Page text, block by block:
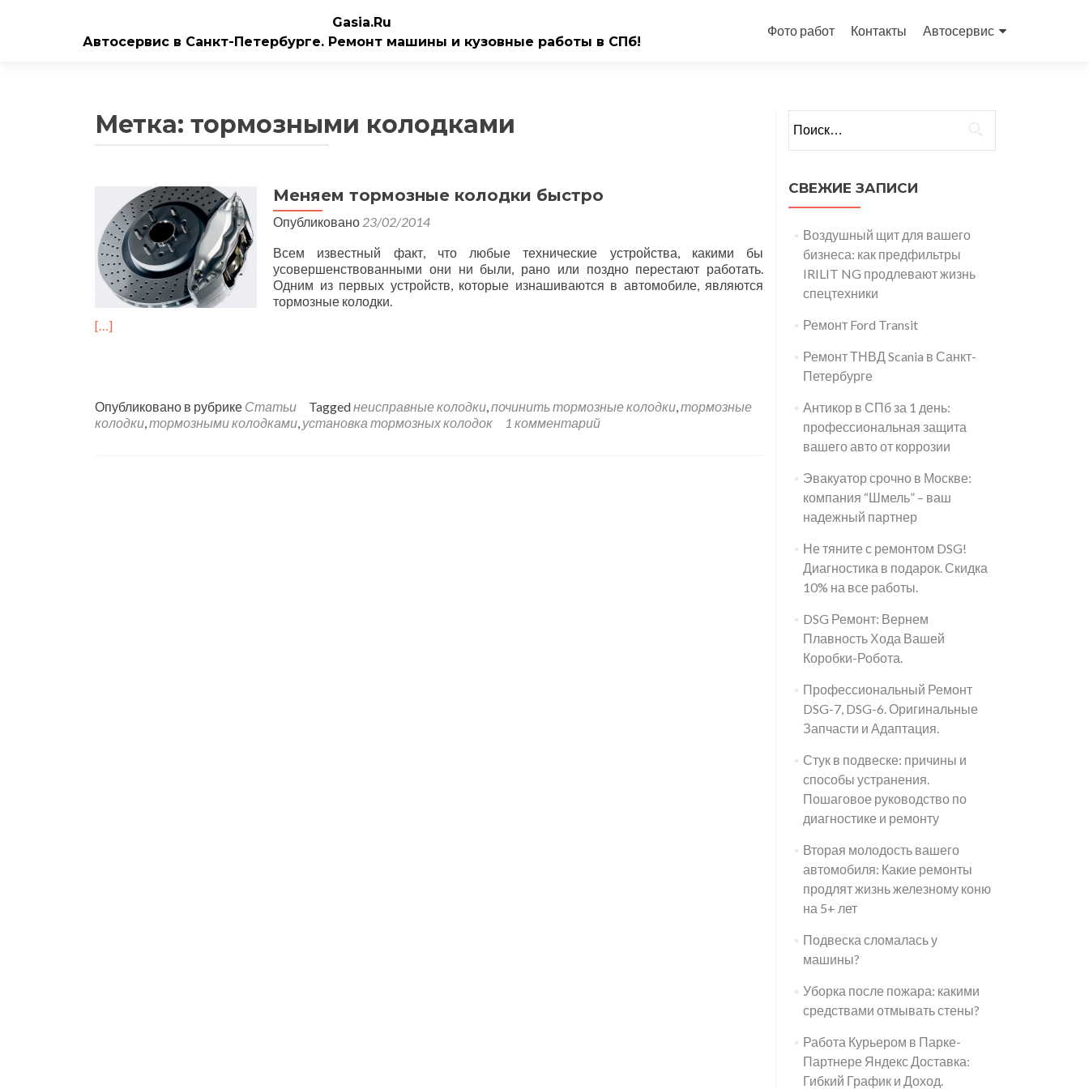
Gasia.Ru
Автосервис в Санкт-Петербурге. Ремонт машины и кузовные работы в СПб!
к
Фото работ Контакты Автосервис
Метка: тормозными колодками
Меняем тормозные колодки быстро
Опубликовано 23/02/2014
Всем известный факт, что любые технические устройства, какими бы
усовершенствованными они ни были, рано или поздно перестают работать.
Одним из первых устройств, которые изнашиваются в автомобиле, являются
тормозные колодки.
[…]
Опубликовано в рубрике Статьи Taggedнеисправные колодки,починить тормозные колодки,тормозные
колодки,тормозными колодками, установка тормозных колодок 1 комментарий
СВЕЖИЕ ЗАПИСИ
Воздушный щит для вашего
бизнеса: как предфильтры
IRILIT NG продлевают жизнь
спецтехники
Ремонт Ford Transit
Ремонт ТНВД Scania в Санкт-
Петербурге
Антикор в СПб за 1 день:
профессиональная защита
вашего авто от коррозии
Эвакуатор срочно в Москве:
компания “Шмель” – ваш
надежный партнер
Не тяните с ремонтом DSG!
Диагностика в подарок. Скидка
10% на все работы.
DSG Ремонт: Вернем
Плавность Хода Вашей
Коробки-Робота.
Профессиональный Ремонт
DSG-7, DSG-6. Оригинальные
Запчасти и Адаптация.
Стук в подвеске: причины и
способы устранения.
Пошаговое руководство по
диагностике и ремонту
Вторая молодость вашего
автомобиля: Какие ремонты
продлят жизнь железному коню
на 5+ лет
Подвеска сломалась у
машины?
Уборка после пожара: какими
средствами отмывать стены?
Работа Курьером в Парке-
Партнере Яндекс Доставка:
Гибкий График и Доход.